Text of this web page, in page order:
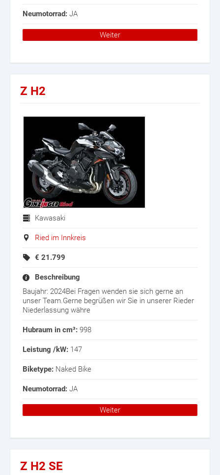
Neumotorrad: JA
Weiter
Z H2
Kawasaki
Ried im Innkreis
€ 21.799
Beschreibung
Baujahr: 2024Bei Fragen wenden sie sich gerne an
unser Team.Gerne begrüßen wir Sie in unserer Rieder
Niederlassung währe
Hubraum in cm³: 998
Leistung /kW: 147
Biketype: Naked Bike
Neumotorrad: JA
Weiter
Z H2 SE